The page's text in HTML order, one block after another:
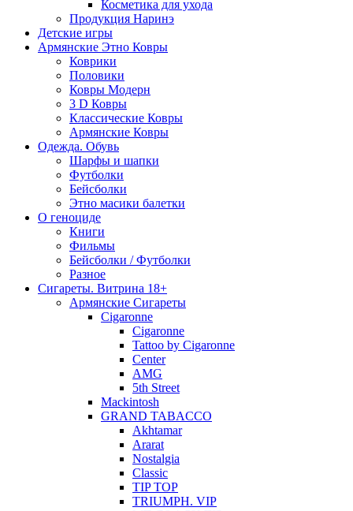
Косметика для ухода
Продукция Наринэ
Детские игры
Армянские Этно Ковры
Коврики
Половики
Ковры Модерн
3 D Ковры
Классические Ковры
Армянские Ковры
Одежда. Обувь
Шарфы и шапки
Футболки
Бейсболки
Этно масики балетки
О геноциде
Книги
Фильмы
Бейсболки / Футболки
Разное
Сигареты. Витрина 18+
Армянские Сигареты
Cigaronne
Cigaronne
Tattoo by Cigaronne
Center
AMG
5th Street
Mackintosh
GRAND TABACCO
Akhtamar
Ararat
Nostalgia
Classic
TIP TOP
TRIUMPH. VIP